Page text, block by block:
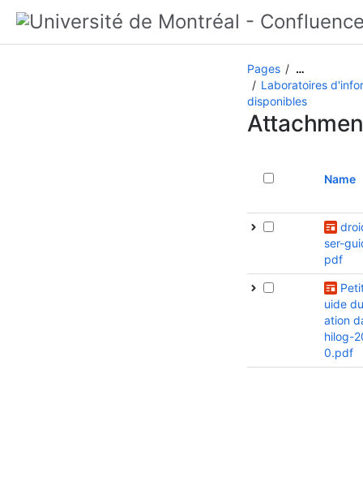
Pages …
Laboratoires
disponibles
Name
ser-
pdf
uide
ation
hilog-
0.pdf